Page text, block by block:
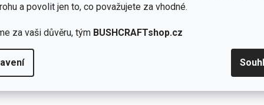
a povolit jen to, co považujete za vhodné.
za vaši důvěru, tým BUSHCRAFTshop.cz
Maximální spokojenost.